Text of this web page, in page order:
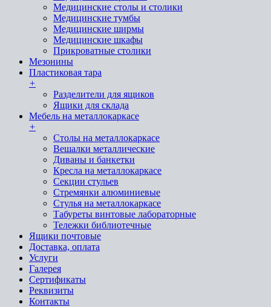
Медицинские столы и столики
Медицинские тумбы
Медицинские ширмы
Медицинские шкафы
Прикроватные столики
Мезонины
Пластиковая тара
+
Разделители для ящиков
Ящики для склада
Мебель на металлокаркасе
+
Cтолы на металлокаркасе
Вешалки металлические
Диваны и банкетки
Кресла на металлокаркасе
Секции стульев
Стремянки алюминиевые
Стулья на металлокаркасе
Табуреты винтовые лабораторные
Тележки библиотечные
Ящики почтовые
Доставка, оплата
Услуги
Галерея
Сертификаты
Реквизиты
Контакты